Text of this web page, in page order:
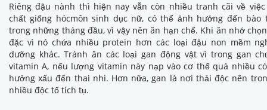
Riêng đậu nành thì hiện nay vẫn còn nhiều tranh cãi về
chất giống hócmôn sinh dục nữ, có thể ảnh hưởng đến bào
trong những tháng đầu, vì vậy nên ăn hạn chế. Khi ăn nhớ
đặc vì nó chứa nhiều protein hơn các loại đậu non mềm
dưỡng khác. Tránh ăn các loại gan động vật vì trong gan
vitamin A, nếu lượng vitamin này nạp vào cơ thể quá nhiều
hưởng xấu đến thai nhi. Hơn nữa, gan là nơi thải độc nên
nhiều độc tố tích tụ.